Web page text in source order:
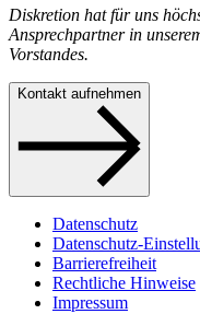
Diskretion hat für uns
Ansprechpartner in
Vorstandes.
Kontakt aufnehmen
Datenschutz
Datenschutz-
Barrierefreiheit
Rechtliche Hinweise
Impressum